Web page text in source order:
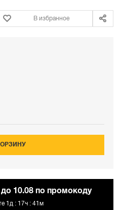
В избранное
10.08 по промокоду
1д : 17ч : 41м